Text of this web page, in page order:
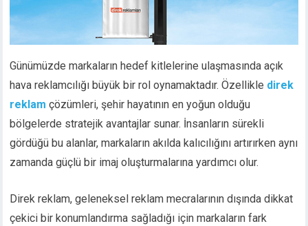
Günümüzde markaların hedef kitlelerine ulaşmasında açık
hava reklamcılığı büyük bir rol oynamaktadır. Özellikle direk
reklam çözümleri, şehir hayatının en yoğun olduğu
bölgelerde stratejik avantajlar sunar. İnsanların sürekli
gördüğü bu alanlar, markaların akılda kalıcılığını artırırken aynı
zamanda güçlü bir imaj oluşturmalarına yardımcı olur.
Direk reklam, geleneksel reklam mecralarının dışında dikkat
çekici bir konumlandırma sağladığı için markaların fark